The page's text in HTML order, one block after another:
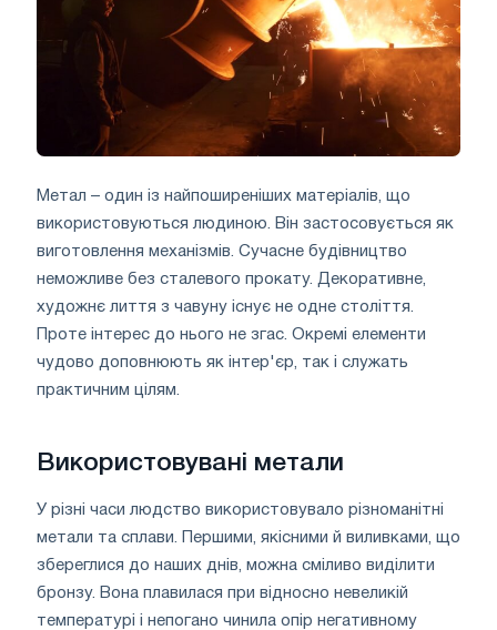
Метал – один із найпоширеніших матеріалів, що
використовуються людиною. Він застосовується як
виготовлення механізмів. Сучасне будівництво
неможливе без сталевого прокату. Декоративне,
художнє лиття з чавуну існує не одне століття.
Проте інтерес до нього не згас. Окремі елементи
чудово доповнюють як інтер'єр, так і служать
практичним цілям.
Використовувані метали
У різні часи людство використовувало різноманітні
метали та сплави. Першими, якісними й виливками, що
збереглися до наших днів, можна сміливо виділити
бронзу. Вона плавилася при відносно невеликій
температурі і непогано чинила опір негативному